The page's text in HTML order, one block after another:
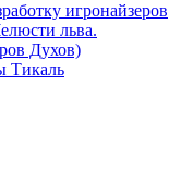
игронайзеров
льва.
Духов)
Тикаль